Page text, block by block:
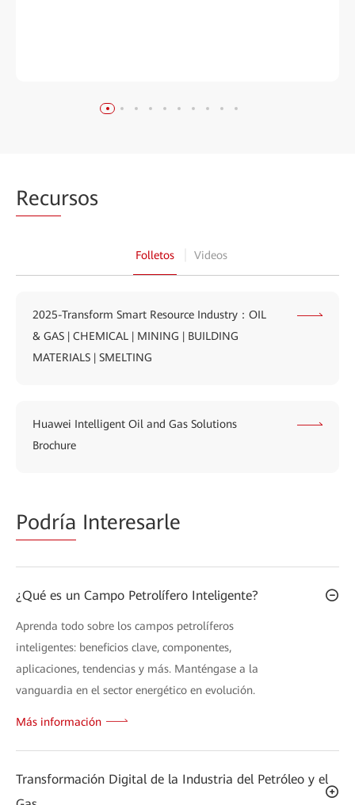
Recursos
Folletos Videos
2025-Transform Smart Resource Industry：OIL
& GAS | CHEMICAL | MINING | BUILDING
MATERIALS | SMELTING
Huawei Intelligent Oil and Gas Solutions
Brochure
Podría Interesarle
¿Qué es un Campo Petrolífero Inteligente?
Aprenda todo sobre los campos petrolíferos
inteligentes: beneficios clave, componentes,
aplicaciones, tendencias y más. Manténgase a la
vanguardia en el sector energético en evolución.
Más información
Transformación Digital de la Industria del Petróleo y el